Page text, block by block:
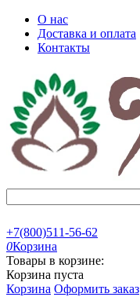
О нас
Доставка и оплата
Контакты
+7(800)511-56-62
0Корзина
Товары в корзине:
Корзина пуста
Корзина Оформить заказ